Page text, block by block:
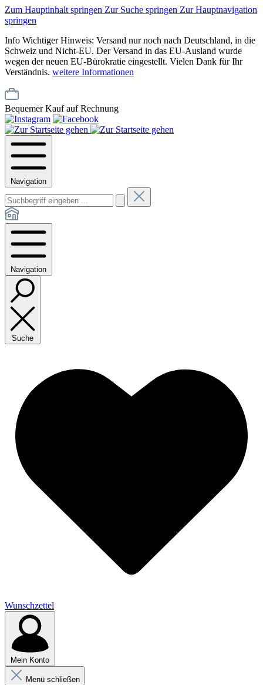
Zum Hauptinhalt springen Zur Suche springen Zur Hauptnavigation
springen
Info Wichtiger Hinweis: Versand nur noch nach Deutschland, in die
Schweiz und Nicht-EU. Der Versand in das EU-Ausland wurde
wegen der neuen EU-Bürokratie eingestellt. Vielen Dank für Ihr
Verständnis. weitere Informationen
Bequemer Kauf auf Rechnung
Navigation
Navigation
Suche
Wunschzettel
Mein Konto
Menü schließen